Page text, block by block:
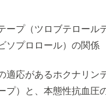
ープ（ツロブテロール
ソプロロール）の関係
適応があるホクナリン
プ）と、本態性抗血圧